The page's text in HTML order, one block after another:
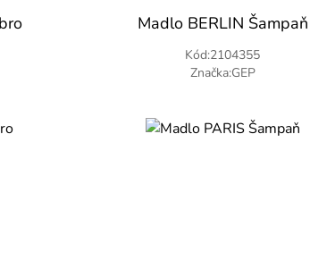
Madlo BERLIN Šampaň
Kód:2104355
Značka:GEP